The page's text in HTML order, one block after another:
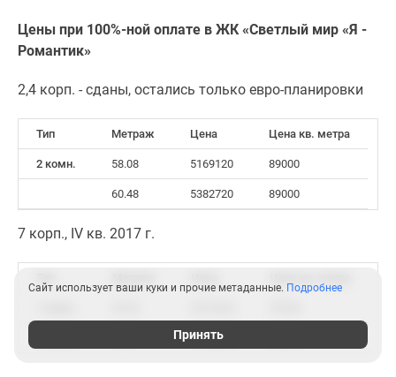
Цены при 100%-ной оплате в ЖК «Светлый мир «Я -
Романтик»
2,4 корп. - сданы, остались только евро-планировки
Тип Метраж Цена Цена кв. метра
2 комн. 58.08 5169120 89000
60.48 5382720 89000
7 корп., IV кв. 2017 г.
7504000
Сайт использует ваши куки и прочие метаданные. Подробнее
Принять